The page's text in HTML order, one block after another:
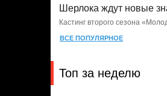
Шерлока ждут новые
Кастинг второго сезона
ВСЕ ПОПУЛЯРНОЕ
Топ за неделю